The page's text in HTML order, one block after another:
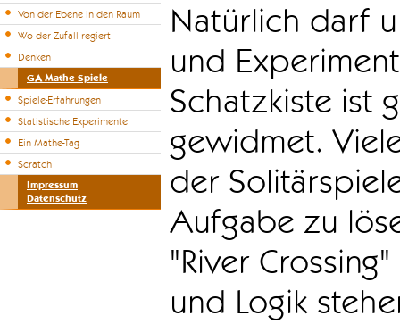
Von der Ebene in den Raum
Wo der Zufall regiert
Denken
GA Mathe-Spiele
Spiele-Erfahrungen
Statistische Experimente
Ein Mathe-Tag
Scratch
Impressum
Datenschutz
Natürlich darf
und
Schatzkiste ist
gewidmet.
der
Aufgabe zu
"River
und Logik